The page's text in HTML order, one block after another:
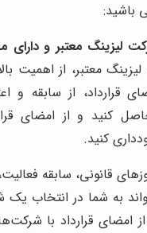
باشید:
لیزینگ معتبر و دارای
معتبر، از اهمیت
قرارداد، از سابقه و
کنید و از امضای
کنید.
قانونی، سابقه
به شما در انتخاب یک
امضای قرارداد با